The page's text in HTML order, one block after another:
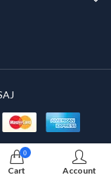
0
Cart Account